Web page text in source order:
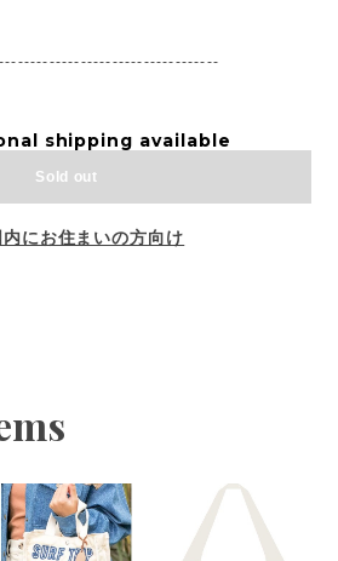
shipping available
Sold out
内にお住まいの方向け